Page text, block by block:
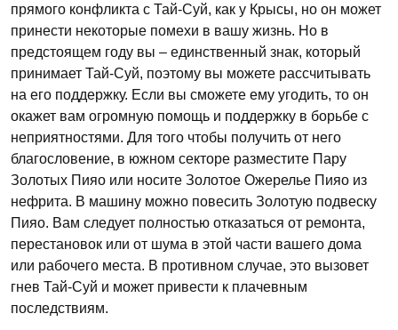
прямого конфликта с Тай-Суй, как у Крысы, но он может
принести некоторые помехи в вашу жизнь. Но в
предстоящем году вы – единственный знак, который
принимает Тай-Суй, поэтому вы можете рассчитывать
на его поддержку. Если вы сможете ему угодить, то он
окажет вам огромную помощь и поддержку в борьбе с
неприятностями. Для того чтобы получить от него
благословение, в южном секторе разместите Пару
Золотых Пияо или носите Золотое Ожерелье Пияо из
нефрита. В машину можно повесить Золотую подвеску
Пияо. Вам следует полностью отказаться от ремонта,
перестановок или от шума в этой части вашего дома
или рабочего места. В противном случае, это вызовет
гнев Тай-Суй и может привести к плачевным
последствиям.